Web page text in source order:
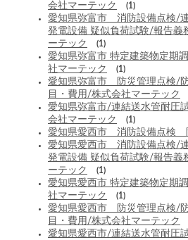
会社マーテック
(1)
愛知県弥富市 消防設備点検/
発電設備 疑似負荷試験/報告義
ーテック
(1)
愛知県弥富市 特定建築物定期
社マーテック
(1)
愛知県弥富市 防災管理点検/
目・費用/株式会社マーテック
愛知県弥富市/連結送水管耐
会社マーテック
(1)
愛知県愛西市 消防設備点検
愛知県愛西市 消防設備点検/
発電設備 疑似負荷試験/報告義
ーテック
(1)
愛知県愛西市 特定建築物定期
社マーテック
(1)
愛知県愛西市 防災管理点検/
目・費用/株式会社マーテック
愛知県愛西市/連結送水管耐